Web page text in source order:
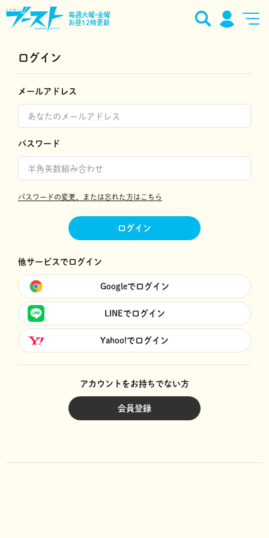
毎週火曜•金曜
お昼12時更新
ログイン
メールアドレス
パスワード
パスワードの変更、または忘れた方はこちら
ログイン
他サービスでログイン
Googleでログイン
LINEでログイン
Yahoo!でログイン
アカウントをお持ちでない方
会員登録